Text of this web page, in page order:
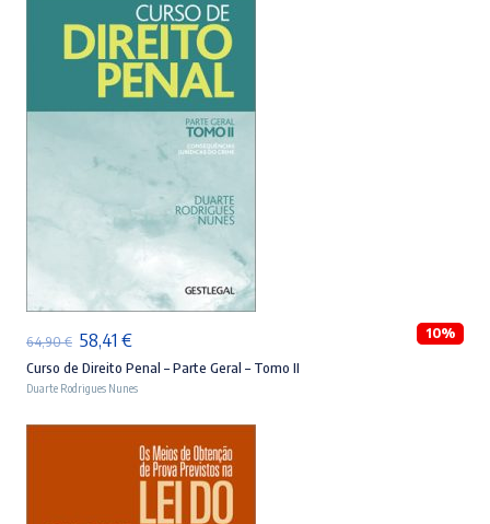
46,90 €.42,21 €.
ADICIONAR
64,90€ O
preço
original
era:
64,90 €.
58,41 €O
preço
atual
é:
58,41 €.
10%
Curso de Direito Penal – Parte Geral – Tomo II
Duarte Rodrigues Nunes